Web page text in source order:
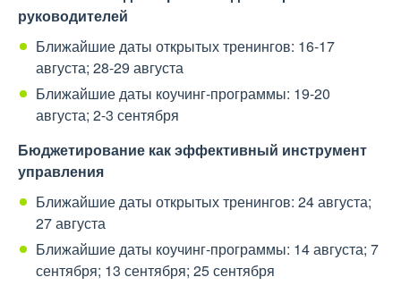
руководителей
Ближайшие даты открытых тренингов: 16-17
августа; 28-29 августа
Ближайшие даты коучинг-программы: 19-20
августа; 2-3 сентября
Бюджетирование как эффективный инструмент
управления
Ближайшие даты открытых тренингов: 24 августа;
27 августа
Ближайшие даты коучинг-программы: 14 августа; 7
сентября; 13 сентября; 25 сентября